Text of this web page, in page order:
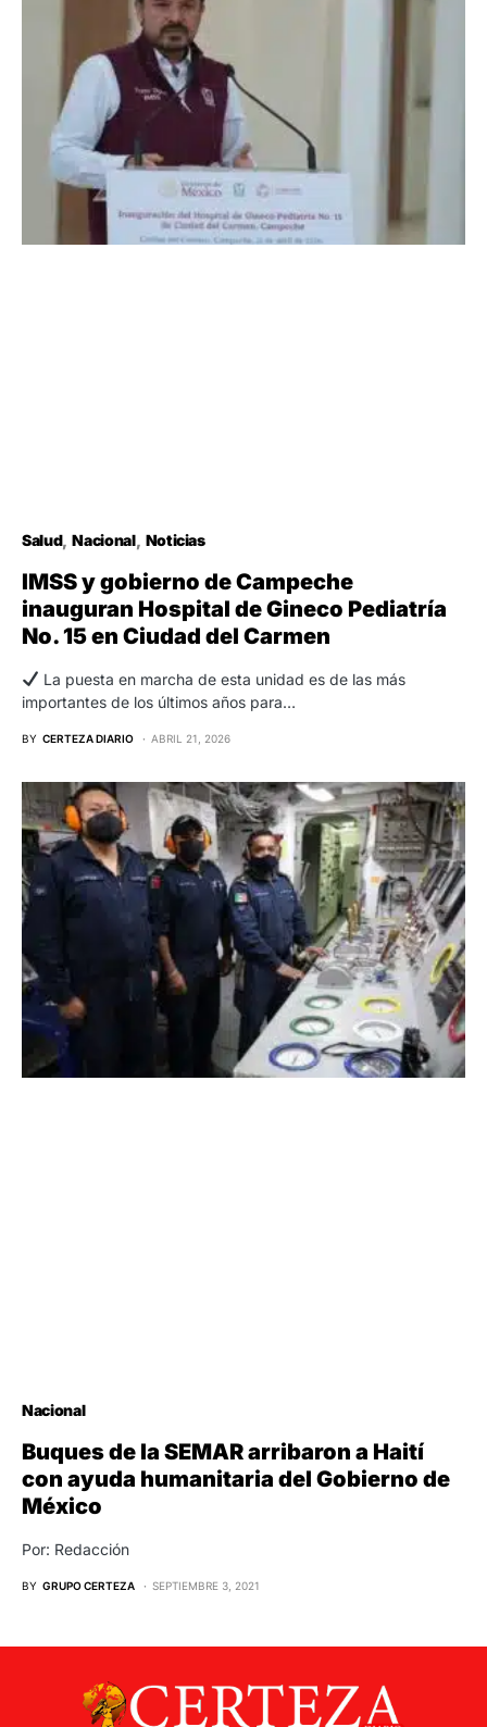
Salud Nacional Noticias
IMSS y gobierno de Campeche
inauguran Hospital de Gineco Pediatría
No. 15 en Ciudad del Carmen
La puesta en marcha de esta unidad es de las más
importantes de los últimos años para…
BY CERTEZA DIARIO ABRIL 21, 2026
Nacional
Buques de la SEMAR arribaron a Haití
con ayuda humanitaria del Gobierno de
México
Por: Redacción
BY GRUPO CERTEZA SEPTIEMBRE 3, 2021